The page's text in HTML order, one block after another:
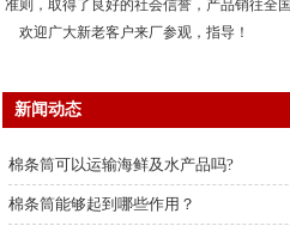
准则，取得了良好的社会信誉，产品销往全国
欢迎广大新老客户来厂参观，指导！
新闻动态
棉条筒可以运输海鲜及水产品吗?
棉条筒能够起到哪些作用？